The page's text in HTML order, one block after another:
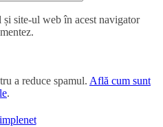
site-ul web în acest navigator
a reduce spamul. Află cum sunt
.